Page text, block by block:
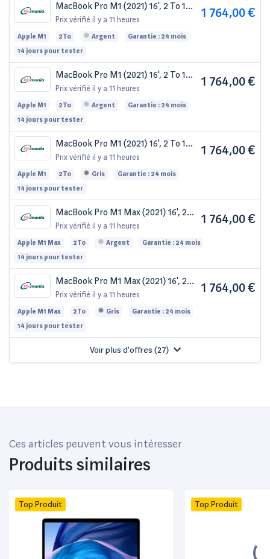
MacBook Pro M1 (2021) 16', 2 To 10
cœurs 32 Go Apple GPU 32, Argent
- AZERTY
Prix vérifié il y a 11 heures 1 764,00 €
Apple M1 2To Argent
Garantie : 24 mois
14 jours pour tester
MacBook Pro M1 (2021) 16', 2 To 10
cœurs 32 Go Apple GPU 32, Argent
- QWERTY Espagnol
Prix vérifié il y a 11 heures 1 764,00 €
Apple M1 2To Argent
Garantie : 24 mois
14 jours pour tester
MacBook Pro M1 (2021) 16', 2 To 10
cœurs 32 Go Apple GPU 32, Gris
sidéral - AZERTY
Prix vérifié il y a 11 heures 1 764,00 €
Apple M1 2To Gris
Garantie : 24 mois
14 jours pour tester
MacBook Pro M1 Max (2021) 16', 2
To 10 cœurs 32 Go Apple GPU 32,
Argent - QWERTY - Italien
Prix vérifié il y a 11 heures 1 764,00 €
Apple M1 Max 2To Argent
Garantie : 24 mois
14 jours pour tester
MacBook Pro M1 Max (2021) 16', 2
To 10 cœurs 32 Go Apple GPU 32,
Gris sidéral - QWERTY - Italien
Prix vérifié il y a 11 heures 1 764,00 €
Apple M1 Max 2To Gris
Garantie : 24 mois
14 jours pour tester
Voir plus d'offres (27)
Ces articles peuvent vous intéresser
Produits similaires
Top Produit Top Produit